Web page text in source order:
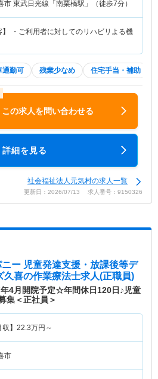
市 東武日光線「南栗橋駅」（徒歩7分）
】 ・ご利用者に対してのリハビリよる機
通勤可 残業少なめ 住宅手当・補助
この求人を問い合わせる
詳細を見る
社会福祉法人元気村の求人一覧
更新日：2026/07/13 求人番号：9150326
ー 児童発達支援・放課後等デ
久喜の作業療法士求人(正職員)
年4月開院予定☆年間休日120日♪児童
集＜正社員＞
】 22.3万円～
市